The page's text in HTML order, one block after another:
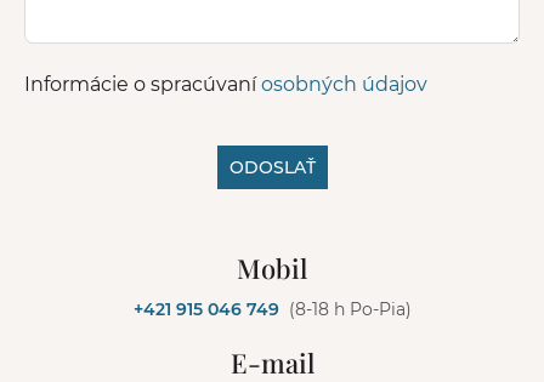
Informácie o spracúvaníosobných údajov
ODOSLAŤ
Mobil
+421 915 046 749 (8-18 h Po-Pia)
E-mail